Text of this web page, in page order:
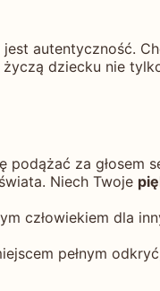
autentyczność.
dziecku nie
za głosem
Niech Twoje
człowiekiem dla
pełnym